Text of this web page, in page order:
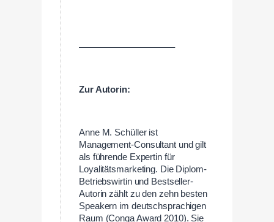
——————————–
Zur Autorin:
Anne M. Schüller ist
Management-Consultant und gilt
als führende Expertin für
Loyalitätsmarketing. Die Diplom-
Betriebswirtin und Bestseller-
Autorin zählt zu den zehn besten
Speakern im deutschsprachigen
Raum (Conga Award 2010). Sie